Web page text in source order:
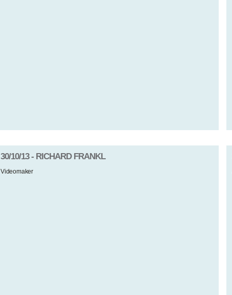
30/10/13 - RICHARD FRANKL
Videomaker